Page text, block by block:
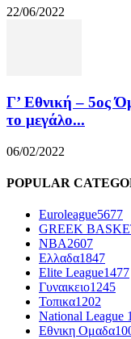
22/06/2022
Γ’ Εθνική – 5ος
το μεγάλο...
06/02/2022
POPULAR
Euroleague5677
GREEK
NBA2607
Ελλαδα1847
Elite League1477
Γυναικειο1245
Τοπικα1202
National League
Εθνικη Ομαδα